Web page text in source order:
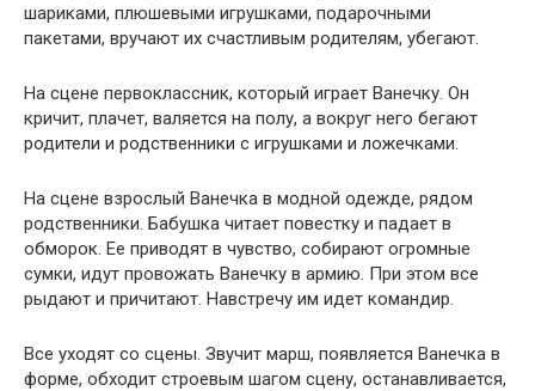
шариками, плюшевыми игрушками, подарочными
пакетами, вручают их счастливым родителям, убегают.
На сцене первоклассник, который играет Ванечку. Он
кричит, плачет, валяется на полу, а вокруг него бегают
родители и родственники с игрушками и ложечками.
На сцене взрослый Ванечка в модной одежде, рядом
родственники. Бабушка читает повестку и падает в
обморок. Ее приводят в чувство, собирают огромные
сумки, идут провожать Ванечку в армию. При этом все
рыдают и причитают. Навстречу им идет командир.
Все уходят со сцены. Звучит марш, появляется Ванечка в
форме, обходит строевым шагом сцену, останавливается,